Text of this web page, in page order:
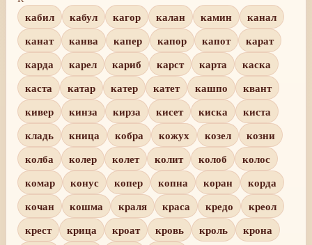
кабил кабул кагор калан камин
канал
канат
канва капер капор капот
карат
карда
карел кариб карст карта
каска
каста
катар катер катет кашпо
квант
кивер
кинза кирза кисет киска
киста
кладь
кница кобра кожух козел
козни
колба
колер колет колит колоб
колос
комар
конус копер копна коран
корда
кочан
кошма краля краса кредо
креол
крест
крица кроат кровь кроль
крона